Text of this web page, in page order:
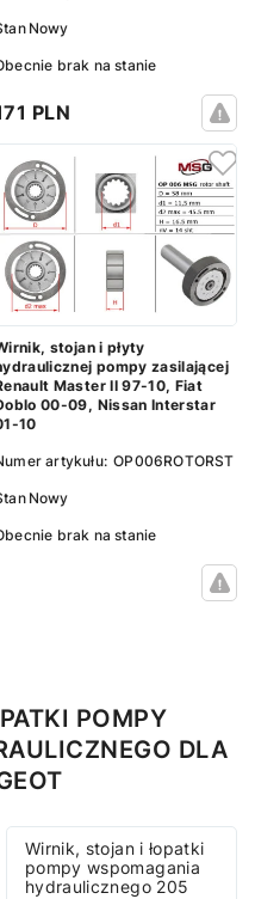
Nowy
brak na stanie
PLN
stojan i płyty
pompy zasilającej
Master II 97-10, Fiat
00-09, Nissan Interstar
10
artykułu: OP006ROTORST
Nowy
brak na stanie
POMPY
DLA
Wirnik, stojan i łopatki
pompy wspomagania
hydraulicznego 205